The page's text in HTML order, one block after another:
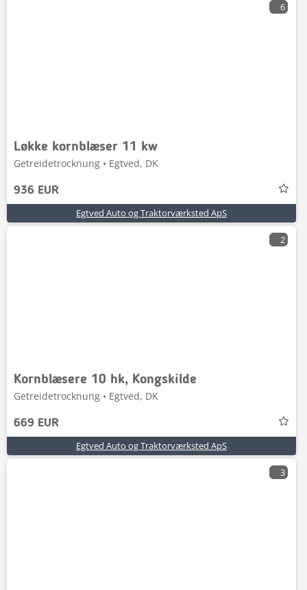
6
Løkke kornblæser 11 kw
Getreidetrocknung • Egtved, DK
936 EUR
Egtved Auto og Traktorværksted ApS
2
Kornblæsere 10 hk, Kongskilde
Getreidetrocknung • Egtved, DK
669 EUR
Egtved Auto og Traktorværksted ApS
3